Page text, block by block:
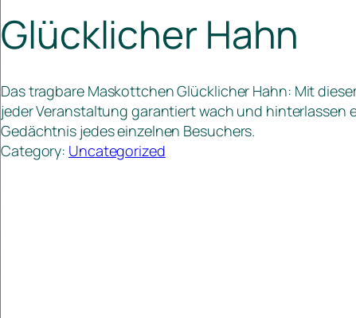
Glücklicher Hahn
Das tragbare Maskottchen Glücklicher Hahn: Mit
jeder Veranstaltung garantiert wach und hinterlassen
Gedächtnis jedes einzelnen Besuchers.
Category: Uncategorized